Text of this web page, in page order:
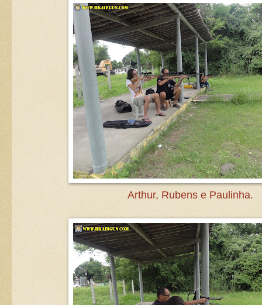
Arthur, Rubens e Paulinha.